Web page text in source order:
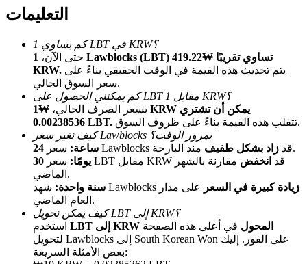
الإحالة
قم بدعوة صديق لتحصل على مكافآت نقدية
Deposit CASHCAT & Win
التعليمات
كم يساوي 1 LBT في KRW؟
حتى الآن، 1 Lawblocks (LBT) تساوي تقريبًا ₩419.22
KRW.
سعر السوق الحالي.
كم يمكنني الحصول على LBT مقابل 1 KRW؟
بسعر الصرف الحالي،
₩1 KRW يمكن أن تشتري
0.00238536 LBT.
تتقلب هذه القيمة بناءً على ظروف السوق.
كيف تغير سعر Lawblocks بمرور الوقت؟
24 ساعة:
سعر Lawblocks قد زاد بشكل طفيف
منذ البارحة.
30 يومًا:
سعر LBT مقابل KRW قد انخفض مقارنة بالشهر
الماضي.
سنة واحدة: شهد Lawblocks زيادة كبيرة في السعر
على مدار
العام الماضي.
كيف يمكن تحويل LBT إلى KRW؟
LBT إلى KRW المحول في أعلى هذه الصفحة
لتحويل Lawblocks إلى South Korean Won على الفور. إليك
بعض الأمثلة السريعة: